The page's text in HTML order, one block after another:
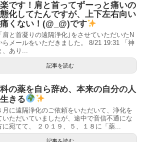
です！肩と首ってずーっと痛いの
化してたんですが、上下左右向い
くない！(@_@)です
肩と首凝りの遠隔浄化｣をさせていただいたN
らメールをいただきました。 8/21 19:31 「神
、あり...
記事を読む
の薬を自ら辞め、本来の自分の人
きる
月に遠隔浄化のご依頼をいただいて、浄化を
いただいていましたが、途中で音信不通にな
に宛てて、 ２０１９、５、１８に「薬...